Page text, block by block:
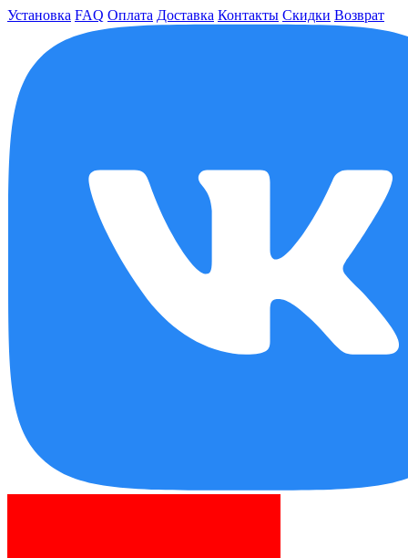
Установка FAQ Оплата Доставка Контакты Скидки Возврат